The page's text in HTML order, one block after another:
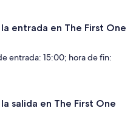
entrada en The First One
entrada: 15:00; hora de fin:
salida en The First One